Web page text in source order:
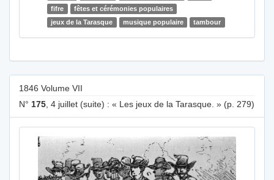
fifre
fêtes et cérémonies populaires
jeux de la Tarasque
musique populaire tambour
1846 Volume VII
N° 175 , 4 juillet (suite) : « Les jeux de la Tarasque. » (p. 279)